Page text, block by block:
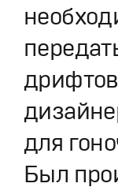
для
Был